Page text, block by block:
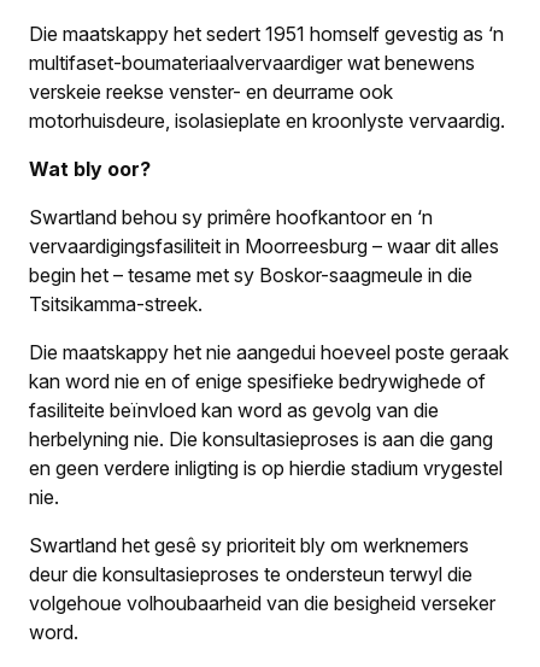
Die maatskappy het sedert 1951 homself gevestig as ‘n
multifaset-boumateriaalvervaardiger wat benewens
verskeie reekse venster- en deurrame ook
motorhuisdeure, isolasieplate en kroonlyste vervaardig.
Wat bly oor?
Swartland behou sy primêre hoofkantoor en ‘n
vervaardigingsfasiliteit in Moorreesburg – waar dit alles
begin het – tesame met sy Boskor-saagmeule in die
Tsitsikamma-streek.
Die maatskappy het nie aangedui hoeveel poste geraak
kan word nie en of enige spesifieke bedrywighede of
fasiliteite beïnvloed kan word as gevolg van die
herbelyning nie. Die konsultasieproses is aan die gang
en geen verdere inligting is op hierdie stadium vrygestel
nie.
Swartland het gesê sy prioriteit bly om werknemers
deur die konsultasieproses te ondersteun terwyl die
volgehoue volhoubaarheid van die besigheid verseker
word.